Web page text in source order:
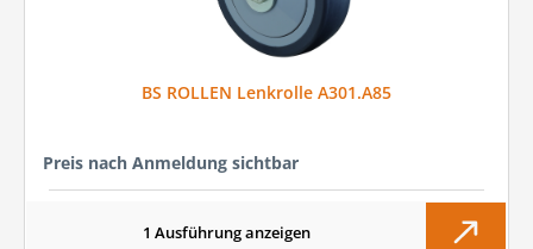
BS ROLLEN Lenkrolle A301.A85
Preis nach Anmeldung sichtbar
1 Ausführung anzeigen